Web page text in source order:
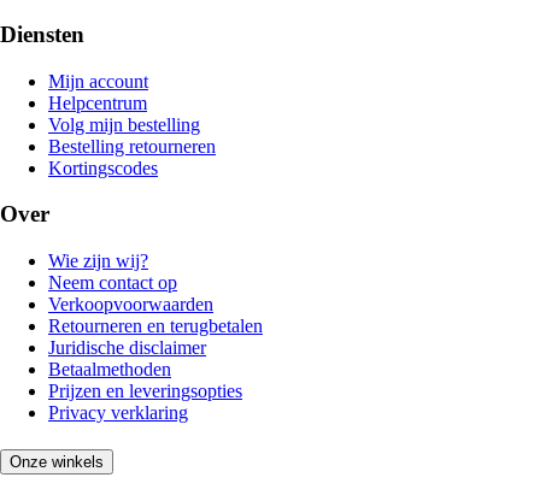
Diensten
Mijn account
Helpcentrum
Volg mijn bestelling
Bestelling retourneren
Kortingscodes
Over
Wie zijn wij?
Neem contact op
Verkoopvoorwaarden
Retourneren en terugbetalen
Juridische disclaimer
Betaalmethoden
Prijzen en leveringsopties
Privacy verklaring
Onze winkels